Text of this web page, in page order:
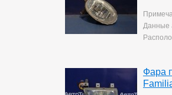
Данные
Фара